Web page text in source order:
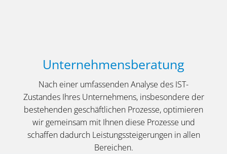
Unternehmensberatung
Nach einer umfassenden Analyse des IST-
Zustandes Ihres Unternehmens, insbesondere der
bestehenden geschäftlichen Prozesse, optimieren
wir gemeinsam mit Ihnen diese Prozesse und
schaffen dadurch Leistungs­steigerungen in allen
Bereichen.